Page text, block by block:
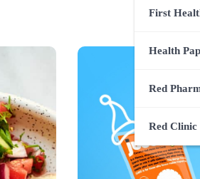
First
Health
Red
Red Clinic